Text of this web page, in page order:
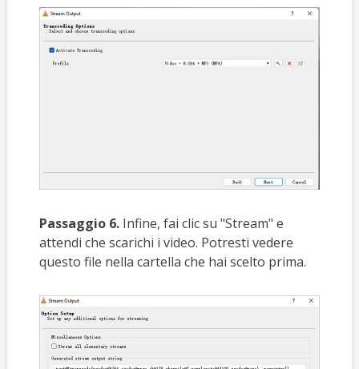
Passaggio 6.Infine, fai clic su "Stream" e
attendi che scarichi i video. Potresti vedere
questo file nella cartella che hai scelto prima.